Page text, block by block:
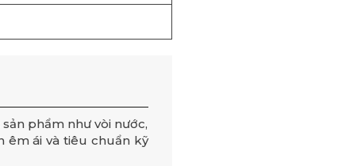
phẩm như vòi nước,
êm ái và tiêu chuẩn kỹ